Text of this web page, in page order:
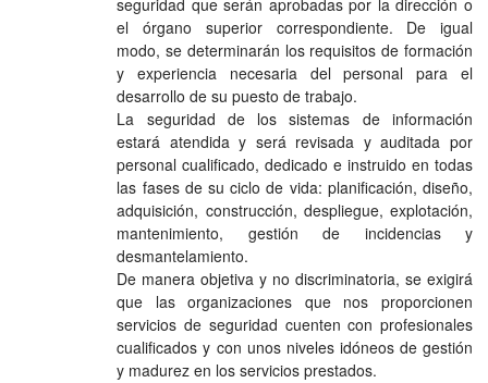
seguridad que serán aprobadas por la dirección o
el órgano superior correspondiente. De igual
modo, se determinarán los requisitos de formación
y experiencia necesaria del personal para el
desarrollo de su puesto de trabajo.
La seguridad de los sistemas de información
estará atendida y será revisada y auditada por
personal cualificado, dedicado e instruido en todas
las fases de su ciclo de vida: planificación, diseño,
adquisición, construcción, despliegue, explotación,
mantenimiento, gestión de incidencias y
desmantelamiento.
De manera objetiva y no discriminatoria, se exigirá
que las organizaciones que nos proporcionen
servicios de seguridad cuenten con profesionales
cualificados y con unos niveles idóneos de gestión
y madurez en los servicios prestados.